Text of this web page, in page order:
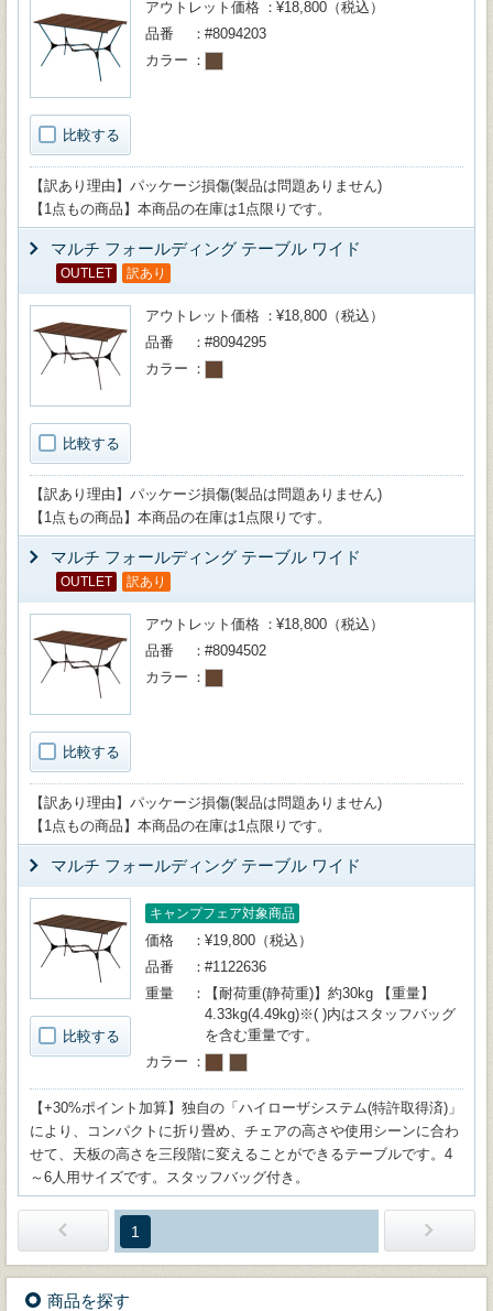
比較する
アウトレット価格
¥18,800（税込）
品番
#8094203
カラー
【訳あり理由】パッケージ損傷(製品は問題ありません)
【1点もの商品】本商品の在庫は1点限りです。
マルチ フォールディング テーブル ワイド
OUTLET 訳あり
比較する
アウトレット価格
¥18,800（税込）
品番
#8094295
カラー
【訳あり理由】パッケージ損傷(製品は問題ありません)
【1点もの商品】本商品の在庫は1点限りです。
マルチ フォールディング テーブル ワイド
OUTLET 訳あり
比較する
アウトレット価格
¥18,800（税込）
品番
#8094502
カラー
【訳あり理由】パッケージ損傷(製品は問題ありません)
【1点もの商品】本商品の在庫は1点限りです。
マルチ フォールディング テーブル ワイド
比較する
キャンプフェア対象商品
価格
¥19,800（税込）
品番
#1122636
重量
【耐荷重(静荷重)】約30kg 【重量】
4.33kg(4.49kg)※( )内はスタッフバッグ
を含む重量です。
カラー
【+30%ポイント加算】独自の「ハイローザシステム(特許取得済)」
により、コンパクトに折り畳め、チェアの高さや使用シーンに合わ
せて、天板の高さを三段階に変えることができるテーブルです。4
～6人用サイズです。スタッフバッグ付き。
1
商品を探す